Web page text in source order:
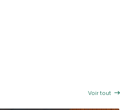
Voir tout